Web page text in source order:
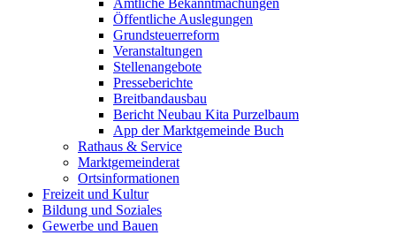
Amtliche Bekanntmachungen
Öffentliche Auslegungen
Grundsteuerreform
Veranstaltungen
Stellenangebote
Presseberichte
Breitbandausbau
Bericht Neubau Kita Purzelbaum
App der Marktgemeinde Buch
Rathaus & Service
Marktgemeinderat
Ortsinformationen
Freizeit und Kultur
Bildung und Soziales
Gewerbe und Bauen